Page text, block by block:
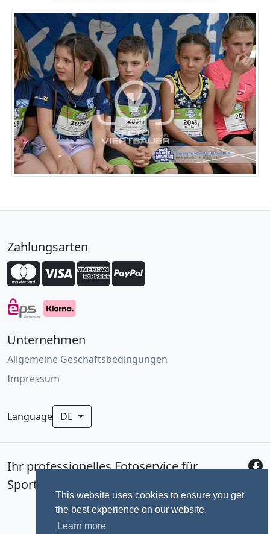
This website uses cookies to ensure you get
the best experience on our website.
Learn more
Zahlungsarten
Unternehmen
Allgemeine Geschäftsbedingungen
Impressum
Language DE
Ihr professionelles Fotoservice für
Sportevents seit 1992.